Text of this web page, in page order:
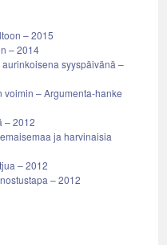
– 2015
– 2014
syyspäivänä –
voimin – Argumenta-hanke
– 2012
ja harvinaisia
– 2012
– 2012